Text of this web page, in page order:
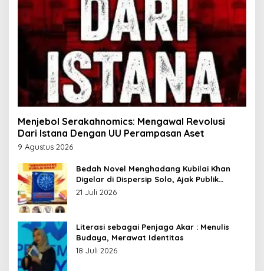
Menjebol Serakahnomics: Mengawal Revolusi
Dari Istana Dengan UU Perampasan Aset
9 Agustus 2026
Bedah Novel Menghadang Kubilai Khan
Digelar di Dispersip Solo, Ajak Publik
Menyelami Heroisme Leluhur Nusantara
21 Juli 2026
Literasi sebagai Penjaga Akar : Menulis
Budaya, Merawat Identitas
18 Juli 2026